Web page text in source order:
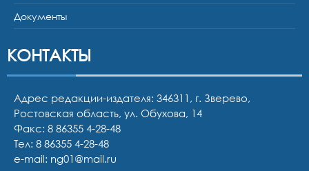
Документы
КОНТАКТЫ
Адрес редакции-издателя: 346311, г. Зверево,
Ростовская область, ул. Обухова, 14
Факс: 8 86355 4-28-48
Тел: 8 86355 4-28-48
e-mail: ng01@mail.ru